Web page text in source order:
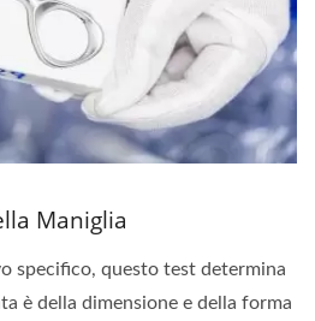
Maniglia
specifico, questo test determina
è della dimensione e della forma